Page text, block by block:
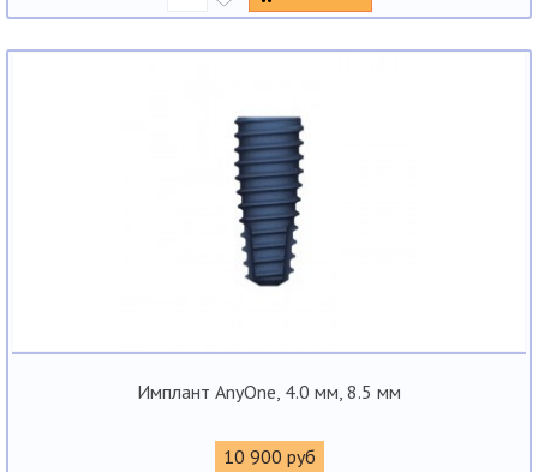
Имплант AnyOne, 4.0 мм, 8.5 мм
10 900 руб